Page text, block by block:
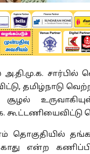
அ.தி.மு.க.
தமிழ்நாடு
கூட்டணியைவிட்டு
தொகுதியில்
என்ற